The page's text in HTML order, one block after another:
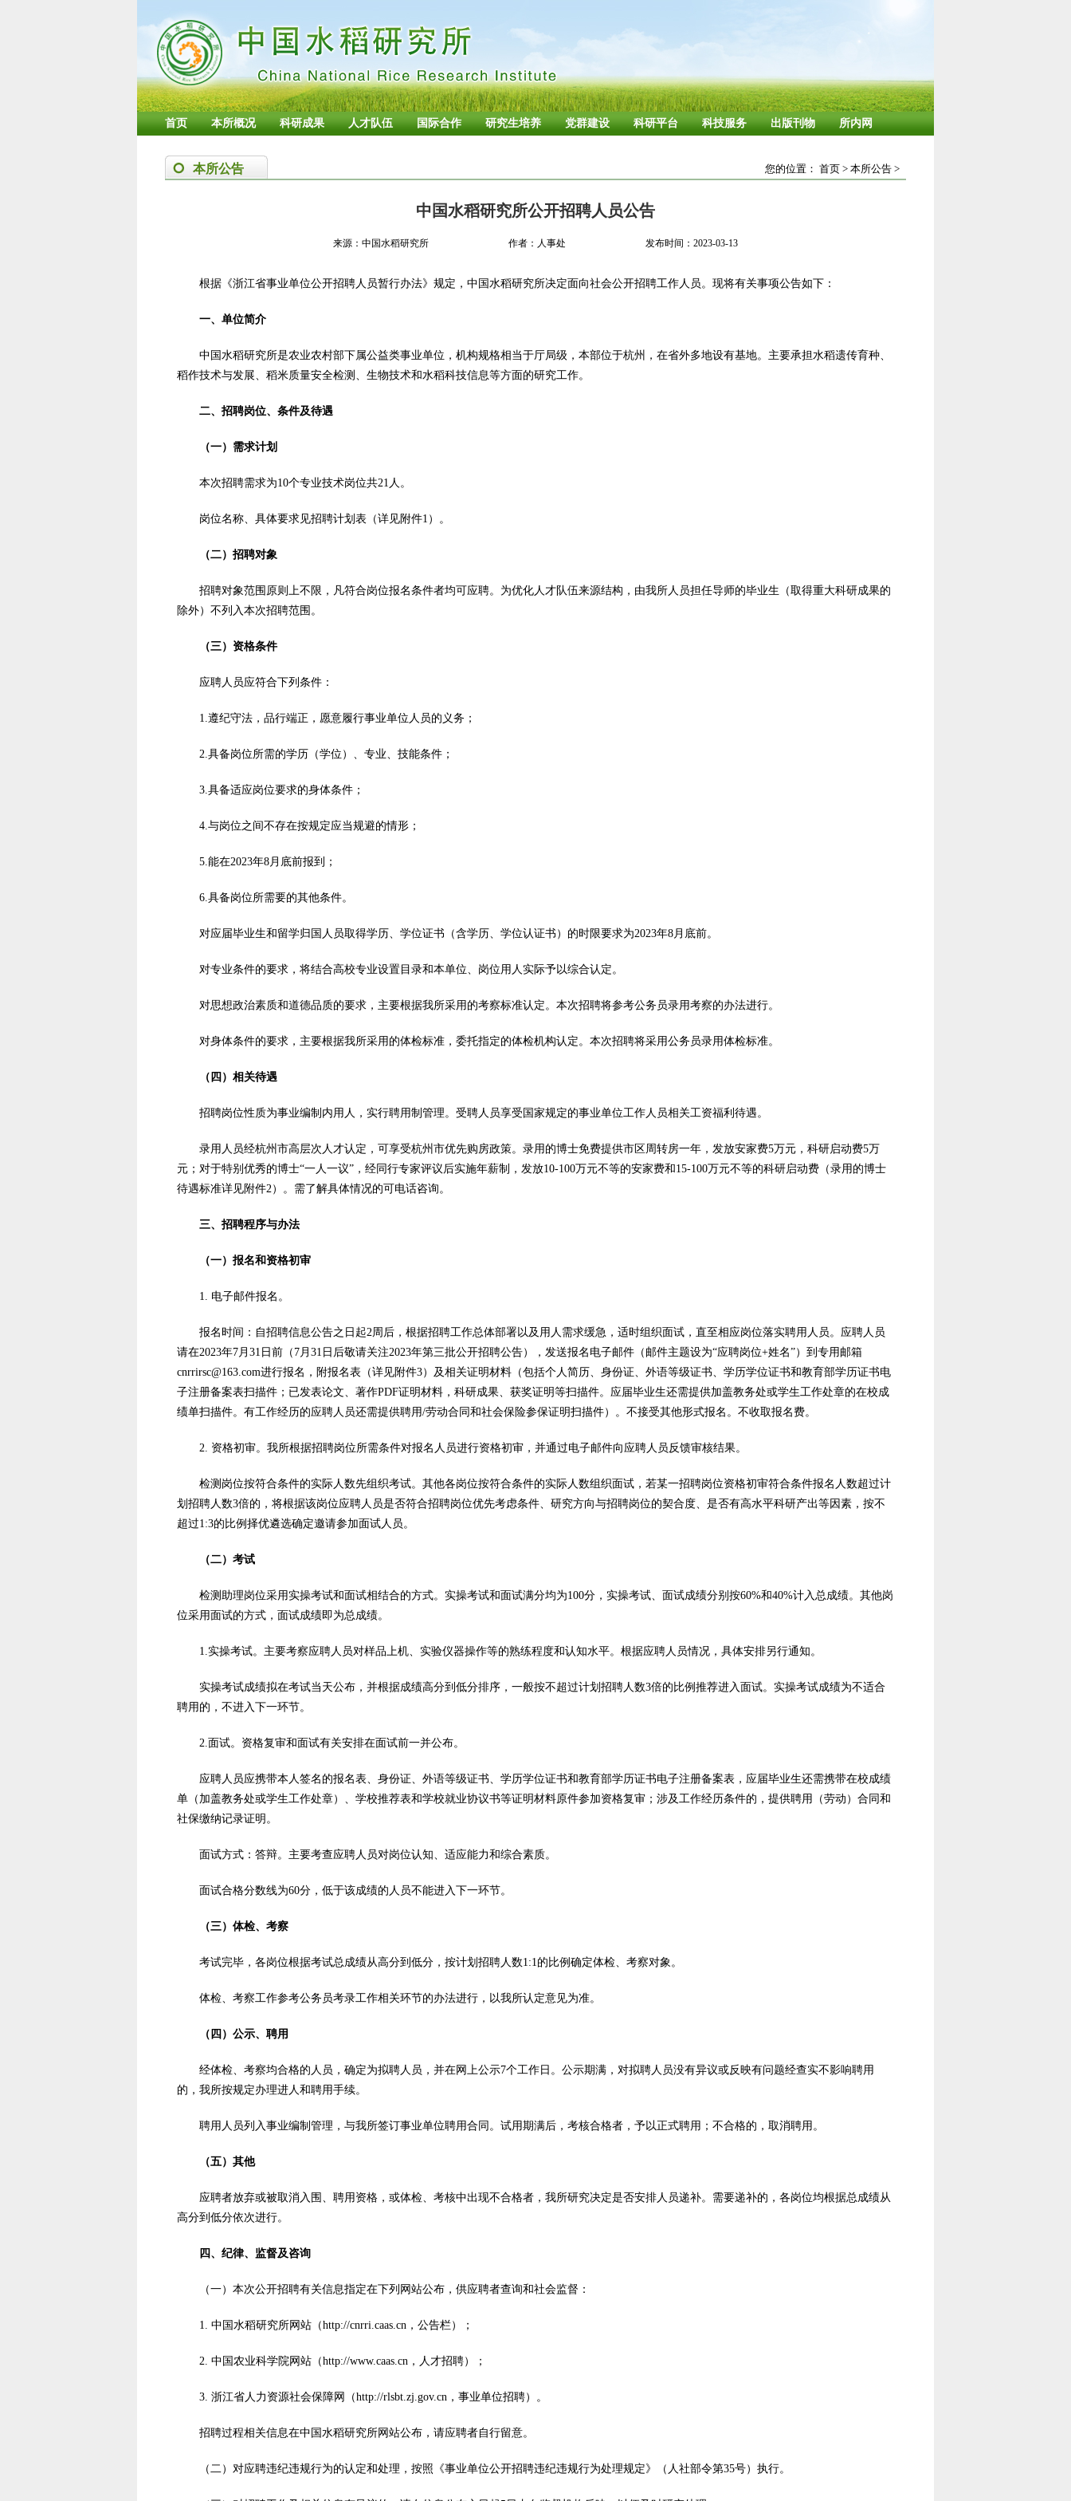
首页 本所概况 科研成果 人才队伍 国际合作 研究生培养 党群建设 科研平台 科技服务 出版刊物 所内网
本所公告 您的位置： 首页 > 本所公告 >
中国水稻研究所公开招聘人员公告
来源：中国水稻研究所 作者：人事处 发布时间：2023-03-13
根据《浙江省事业单位公开招聘人员暂行办法》规定，中国水稻研究所决定面向社会公开招聘工作人员。现将有关事项公告如下：
一、单位简介
中国水稻研究所是农业农村部下属公益类事业单位，机构规格相当于厅局级，本部位于杭州，在省外多地设有基地。主要承担水稻遗传育种、
稻作技术与发展、稻米质量安全检测、生物技术和水稻科技信息等方面的研究工作。
二、招聘岗位、条件及待遇
（一）需求计划
本次招聘需求为10个专业技术岗位共21人。
岗位名称、具体要求见招聘计划表（详见附件1）。
（二）招聘对象
招聘对象范围原则上不限，凡符合岗位报名条件者均可应聘。为优化人才队伍来源结构，由我所人员担任导师的毕业生（取得重大科研成果的
除外）不列入本次招聘范围。
（三）资格条件
应聘人员应符合下列条件：
1.遵纪守法，品行端正，愿意履行事业单位人员的义务；
2.具备岗位所需的学历（学位）、专业、技能条件；
3.具备适应岗位要求的身体条件；
4.与岗位之间不存在按规定应当规避的情形；
5.能在2023年8月底前报到；
6.具备岗位所需要的其他条件。
对应届毕业生和留学归国人员取得学历、学位证书（含学历、学位认证书）的时限要求为2023年8月底前。
对专业条件的要求，将结合高校专业设置目录和本单位、岗位用人实际予以综合认定。
对思想政治素质和道德品质的要求，主要根据我所采用的考察标准认定。本次招聘将参考公务员录用考察的办法进行。
对身体条件的要求，主要根据我所采用的体检标准，委托指定的体检机构认定。本次招聘将采用公务员录用体检标准。
（四）相关待遇
招聘岗位性质为事业编制内用人，实行聘用制管理。受聘人员享受国家规定的事业单位工作人员相关工资福利待遇。
录用人员经杭州市高层次人才认定，可享受杭州市优先购房政策。录用的博士免费提供市区周转房一年，发放安家费5万元，科研启动费5万
元；对于特别优秀的博士“一人一议”，经同行专家评议后实施年薪制，发放10-100万元不等的安家费和15-100万元不等的科研启动费（录用的博士
待遇标准详见附件2）。需了解具体情况的可电话咨询。
三、招聘程序与办法
（一）报名和资格初审
1. 电子邮件报名。
报名时间：自招聘信息公告之日起2周后，根据招聘工作总体部署以及用人需求缓急，适时组织面试，直至相应岗位落实聘用人员。应聘人员
请在2023年7月31日前（7月31日后敬请关注2023年第三批公开招聘公告），发送报名电子邮件（邮件主题设为“应聘岗位+姓名”）到专用邮箱
cnrrirsc@163.com进行报名，附报名表（详见附件3）及相关证明材料（包括个人简历、身份证、外语等级证书、学历学位证书和教育部学历证书电
子注册备案表扫描件；已发表论文、著作PDF证明材料，科研成果、获奖证明等扫描件。应届毕业生还需提供加盖教务处或学生工作处章的在校成
绩单扫描件。有工作经历的应聘人员还需提供聘用/劳动合同和社会保险参保证明扫描件）。不接受其他形式报名。不收取报名费。
2. 资格初审。我所根据招聘岗位所需条件对报名人员进行资格初审，并通过电子邮件向应聘人员反馈审核结果。
检测岗位按符合条件的实际人数先组织考试。其他各岗位按符合条件的实际人数组织面试，若某一招聘岗位资格初审符合条件报名人数超过计
划招聘人数3倍的，将根据该岗位应聘人员是否符合招聘岗位优先考虑条件、研究方向与招聘岗位的契合度、是否有高水平科研产出等因素，按不
超过1:3的比例择优遴选确定邀请参加面试人员。
（二）考试
检测助理岗位采用实操考试和面试相结合的方式。实操考试和面试满分均为100分，实操考试、面试成绩分别按60%和40%计入总成绩。其他岗
位采用面试的方式，面试成绩即为总成绩。
1.实操考试。主要考察应聘人员对样品上机、实验仪器操作等的熟练程度和认知水平。根据应聘人员情况，具体安排另行通知。
实操考试成绩拟在考试当天公布，并根据成绩高分到低分排序，一般按不超过计划招聘人数3倍的比例推荐进入面试。实操考试成绩为不适合
聘用的，不进入下一环节。
2.面试。资格复审和面试有关安排在面试前一并公布。
应聘人员应携带本人签名的报名表、身份证、外语等级证书、学历学位证书和教育部学历证书电子注册备案表，应届毕业生还需携带在校成绩
单（加盖教务处或学生工作处章）、学校推荐表和学校就业协议书等证明材料原件参加资格复审；涉及工作经历条件的，提供聘用（劳动）合同和
社保缴纳记录证明。
面试方式：答辩。主要考查应聘人员对岗位认知、适应能力和综合素质。
面试合格分数线为60分，低于该成绩的人员不能进入下一环节。
（三）体检、考察
考试完毕，各岗位根据考试总成绩从高分到低分，按计划招聘人数1:1的比例确定体检、考察对象。
体检、考察工作参考公务员考录工作相关环节的办法进行，以我所认定意见为准。
（四）公示、聘用
经体检、考察均合格的人员，确定为拟聘人员，并在网上公示7个工作日。公示期满，对拟聘人员没有异议或反映有问题经查实不影响聘用
的，我所按规定办理进人和聘用手续。
聘用人员列入事业编制管理，与我所签订事业单位聘用合同。试用期满后，考核合格者，予以正式聘用；不合格的，取消聘用。
（五）其他
应聘者放弃或被取消入围、聘用资格，或体检、考核中出现不合格者，我所研究决定是否安排人员递补。需要递补的，各岗位均根据总成绩从
高分到低分依次进行。
四、纪律、监督及咨询
（一）本次公开招聘有关信息指定在下列网站公布，供应聘者查询和社会监督：
1. 中国水稻研究所网站（http://cnrri.caas.cn，公告栏）；
2. 中国农业科学院网站（http://www.caas.cn，人才招聘）；
3. 浙江省人力资源社会保障网（http://rlsbt.zj.gov.cn，事业单位招聘）。
招聘过程相关信息在中国水稻研究所网站公布，请应聘者自行留意。
（二）对应聘违纪违规行为的认定和处理，按照《事业单位公开招聘违纪违规行为处理规定》（人社部令第35号）执行。